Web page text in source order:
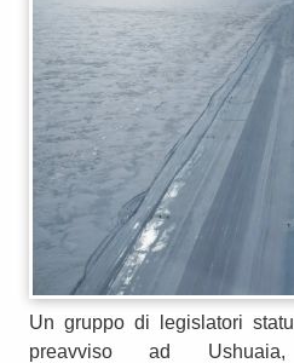
Un gruppo di legislatori
preavviso ad